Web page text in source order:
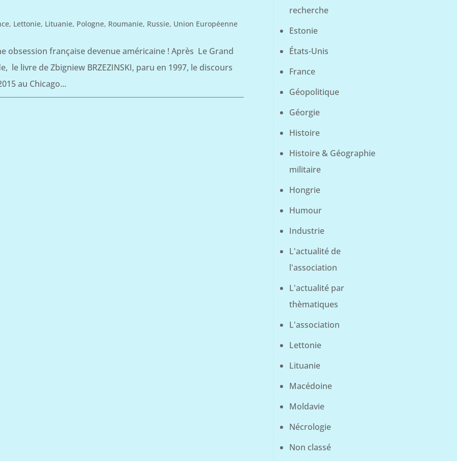
, Lettonie, Lituanie, Pologne, Roumanie, Russie, Union Européenne
obsession française devenue américaine ! Après Le Grand
le livre de Zbigniew BRZEZINSKI, paru en 1997, le discours
au Chicago...
recherche
Estonie
États-Unis
France
Géopolitique
Géorgie
Histoire
Histoire & Géographie
militaire
Hongrie
Humour
Industrie
L'actualité de
l'association
L'actualité par
thèmatiques
L'association
Lettonie
Lituanie
Macédoine
Moldavie
Nécrologie
Non classé